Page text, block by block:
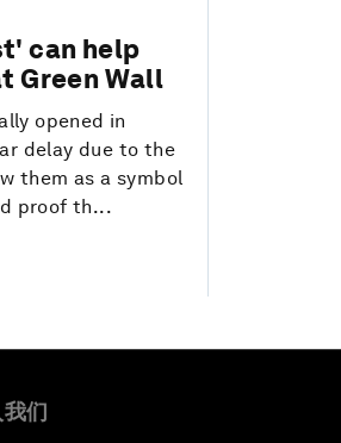
can help
Green Wall
opened in
delay due to the
them as a symbol
proof th...
们